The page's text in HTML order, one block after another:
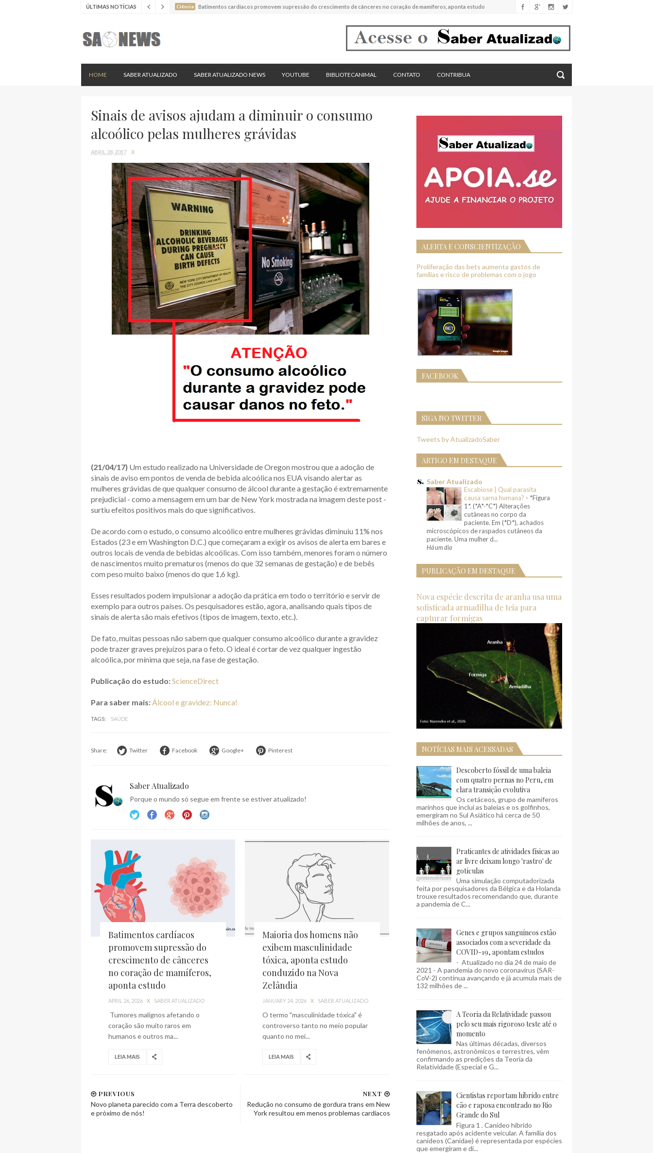
ÚLTIMAS NOTÍCIAS Ciência Batimentos cardíacos promovem supressão do crescimento de cânceres no coração de mamíferos, aponta estudo
Nova espécie descrita de aranha usa uma sofisticada armadilha de teia para capturar formigas
HOME SABER ATUALIZADO SABER ATUALIZADO NEWS YOUTUBE BIBLIOTECANIMAL CONTATO CONTRIBUA
Sinais de avisos ajudam a diminuir o consumo
alcoólico pelas mulheres grávidas
ABRIL 28, 2017 X
(21/04/17) Um estudo realizado na Universidade de Oregon mostrou que a adoção de
sinais de aviso em pontos de venda de bebida alcoólica nos EUA visando alertar as
mulheres grávidas de que qualquer consumo de álcool durante a gestação é extremamente
prejudicial - como a mensagem em um bar de New York mostrada na imagem deste post -
surtiu efeitos positivos mais do que significativos.
De acordo com o estudo, o consumo alcoólico entre mulheres grávidas diminuiu 11% nos
Estados (23 e em Washington D.C.) que começaram a exigir os avisos de alerta em bares e
outros locais de venda de bebidas alcoólicas. Com isso também, menores foram o número
de nascimentos muito prematuros (menos do que 32 semanas de gestação) e de bebês
com peso muito baixo (menos do que 1,6 kg).
Esses resultados podem impulsionar a adoção da prática em todo o território e servir de
exemplo para outros países. Os pesquisadores estão, agora, analisando quais tipos de
sinais de alerta são mais efetivos (tipos de imagem, texto, etc.).
De fato, muitas pessoas não sabem que qualquer consumo alcoólico durante a gravidez
pode trazer graves prejuízos para o feto. O ideal é cortar de vez qualquer ingestão
alcoólica, por mínima que seja, na fase de gestação.
Publicação do estudo:ScienceDirect
Para saber mais:Álcool e gravidez: Nunca!
TAGS: SAÚDE
Share: Twitter Facebook Google+ Pinterest
Saber Atualizado
Porque o mundo só segue em frente se estiver atualizado!
Batimentos cardíacos
promovem supressão do
crescimento de cânceres
no coração de mamíferos,
aponta estudo
APRIL 26, 2026 X SABER ATUALIZADO
Tumores malignos afetando o
coração são muito raros em
humanos e outros ma...
LEIA MAIS
Maioria dos homens não
exibem masculinidade
tóxica, aponta estudo
conduzido na Nova
Zelândia
JANUARY 24, 2026 X SABER ATUALIZADO
O termo "masculinidade tóxica" é
controverso tanto no meio popular
quanto no mei...
LEIA MAIS
NEXT
Redução no consumo de gordura trans em New
York resultou em menos problemas cardíacos
PREVIOUS
Novo planeta parecido com a Terra descoberto
e próximo de nós!
ALERTA E CONSCIENTIZAÇÃO
Proliferação das bets aumenta gastos de
famílias e risco de problemas com o jogo
FACEBOOK
SIGA NO TWITTER
Tweets by AtualizadoSaber
ARTIGO EM DESTAQUE
Saber Atualizado
Escabiose | Qual parasita
causa sarna humana? - *Figura
1*. (*A*-*C*) Alterações
cutâneas no corpo da
paciente. Em (*D*), achados
microscópicos de raspados cutâneos da
paciente. Uma mulher d...
Há um dia
PUBLICAÇÃO EM DESTAQUE
Nova espécie descrita de aranha usa uma
sofisticada armadilha de teia para
capturar formigas
NOTÍCIAS MAIS ACESSADAS
Descoberto fóssil de uma baleia
com quatro pernas no Peru, em
clara transição evolutiva
Os cetáceos, grupo de mamíferos
marinhos que inclui as baleias e os golfinhos,
emergiram no Sul Asiático há cerca de 50
milhões de anos, ...
Praticantes de atividades físicas ao
ar livre deixam longo 'rastro' de
gotículas
Uma simulação computadorizada
feita por pesquisadores da Bélgica e da Holanda
trouxe resultados recomendando que, durante
a pandemia de C...
Genes e grupos sanguíneos estão
associados com a severidade da
COVID-19, apontam estudos
- Atualizado no dia 24 de maio de
2021 - A pandemia do novo coronavírus (SAR-
CoV-2) continua avançando e já acumula mais de
132 milhões de ...
A Teoria da Relatividade passou
pelo seu mais rigoroso teste até o
momento
Nas últimas décadas, diversos
fenômenos, astronômicos e terrestres, vêm
confirmando as predições da Teoria da
Relatividade (Especial e G...
Cientistas reportam híbrido entre
cão e raposa encontrado no Rio
Grande do Sul
Figura 1 . Canídeo híbrido
resgatado após acidente veicular. A família dos
canídeos (Canidae) é representada por espécies
que emergiram e di...